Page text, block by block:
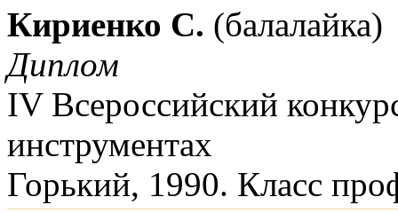
Кириенко С. (балалайка)
Диплом
IV Всероссийский
инструментах
Горький, 1990. Класс